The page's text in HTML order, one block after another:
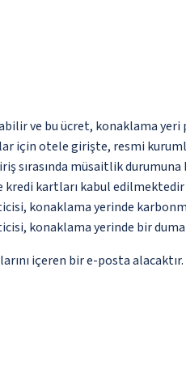
ve bu ücret, konaklama
için otele girişte, resmi
sırasında müsaitlik
kredi kartları kabul edilmektedir
konaklama yerinde
konaklama yerinde bir
içeren bir e-posta alacaktır.